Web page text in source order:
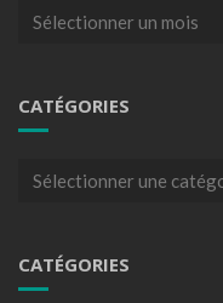
Archives
CATÉGORIES
Catégories
CATÉGORIES